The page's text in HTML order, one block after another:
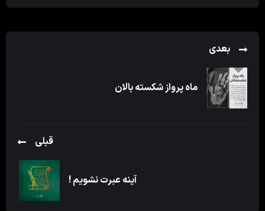
بعدی
ماه پرواز شکسته بالان
قبلی
آینه عبرت نشویم !